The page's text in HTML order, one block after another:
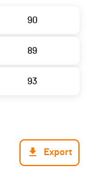
90
89
93
Export